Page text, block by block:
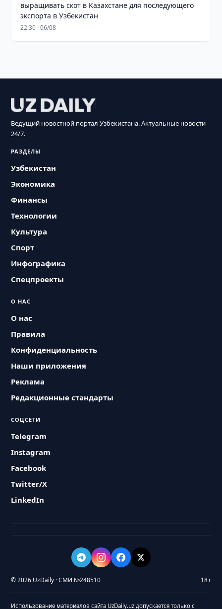
выращивать скот в Казахстане для последующего
экспорта в Узбекистан
22:30 · 06/08
Ведущий новостной портал Узбекистана. Актуальные новости
24/7.
РАЗДЕЛЫ
Узбекистан
Экономика
Финансы
Технологии
Культура
Спорт
Инфографика
Спецпроекты
О НАС
О нас
Правила
Конфиденциальность
Наши приложения
Реклама
Редакционные стандарты
СОЦСЕТИ
Telegram
Instagram
Facebook
Twitter/X
LinkedIn
© 2026 UzDaily · СМИ №248510 18+
Использование материалов сайта UzDaily.uz допускается только с